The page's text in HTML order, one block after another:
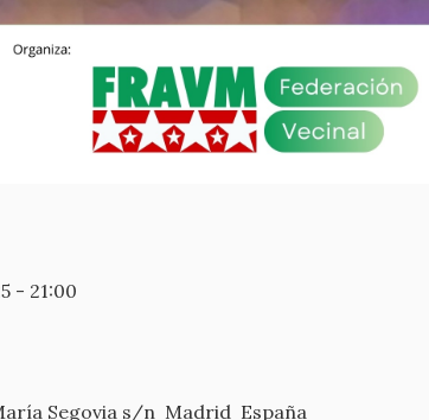
- 21:00
Segovia s/n Madrid España